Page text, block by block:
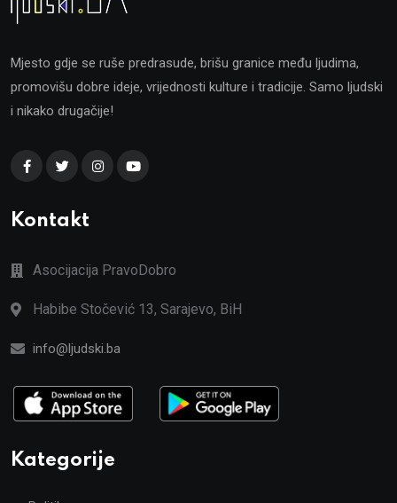
Mjesto gdje se ruše predrasude, brišu granice među ljudima,
promovišu dobre ideje, vrijednosti kulture i tradicije. Samo ljudski
i nikako drugačije!
Kontakt
Asocijacija PravoDobro
Habibe Stočević 13, Sarajevo, BiH
info@ljudski.ba
Kategorije